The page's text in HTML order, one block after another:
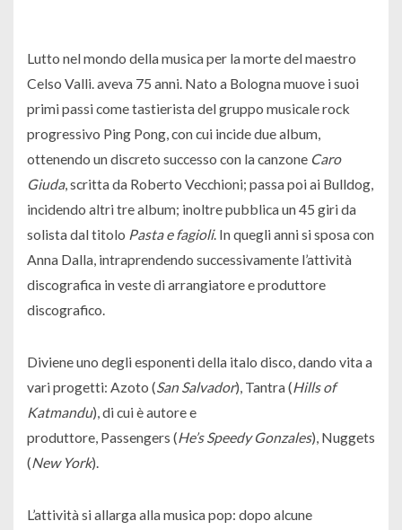
Lutto nel mondo della musica per la morte del maestro
Celso Valli. aveva 75 anni. Nato a Bologna muove i suoi
primi passi come tastierista del gruppo musicale rock
progressivo Ping Pong, con cui incide due album,
ottenendo un discreto successo con la canzone Caro
Giuda, scritta da Roberto Vecchioni; passa poi ai Bulldog,
incidendo altri tre album; inoltre pubblica un 45 giri da
solista dal titolo Pasta e fagioli. In quegli anni si sposa con
Anna Dalla, intraprendendo successivamente l’attività
discografica in veste di arrangiatore e produttore
discografico.
Diviene uno degli esponenti della italo disco, dando vita a
vari progetti: Azoto (San Salvador), Tantra (Hills of
Katmandu), di cui è autore e
produttore, Passengers (He’s Speedy Gonzales), Nuggets
(New York).
L’attività si allarga alla musica pop: dopo alcune